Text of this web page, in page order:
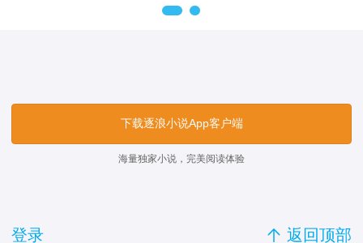
下载逐浪小说App客户端
海量独家小说，完美阅读体验
登录  返回顶部